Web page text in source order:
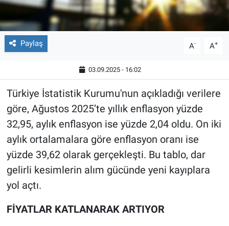
Paylaş A- A+
03.09.2025 - 16:02
Türkiye İstatistik Kurumu'nun açıkladığı verilere
göre, Ağustos 2025’te yıllık enflasyon yüzde
32,95, aylık enflasyon ise yüzde 2,04 oldu. On iki
aylık ortalamalara göre enflasyon oranı ise
yüzde 39,62 olarak gerçekleşti. Bu tablo, dar
gelirli kesimlerin alım gücünde yeni kayıplara
yol açtı.
FİYATLAR KATLANARAK ARTIYOR